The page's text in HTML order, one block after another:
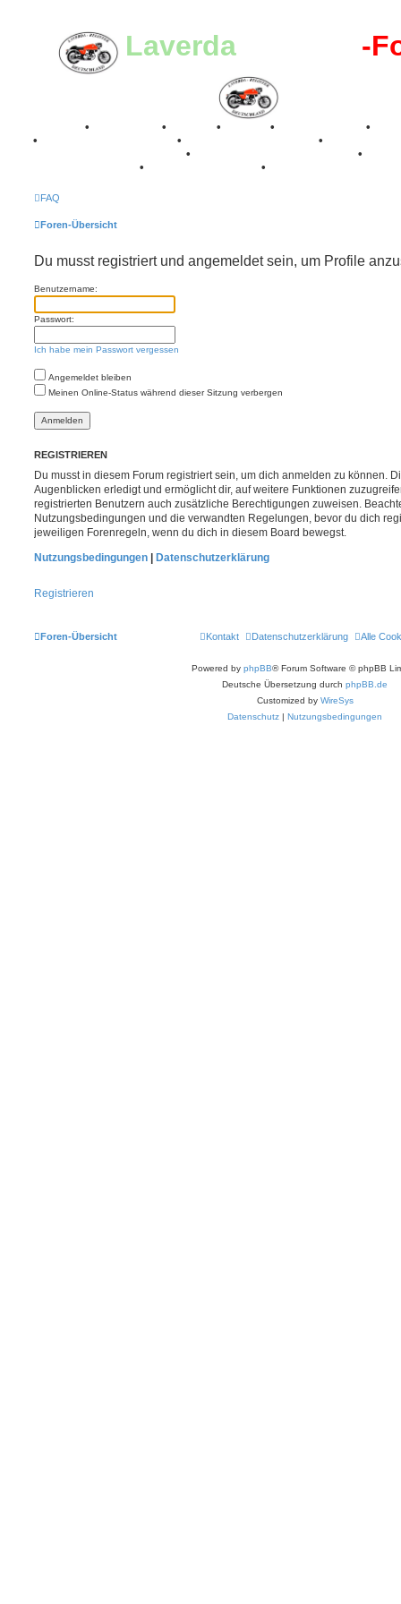
Laverda-Register -
• • • • •
•
•
•
•
•
• •
FAQ
Foren-Übersicht
Du musst registriert und angemeldet sein, um Profile
Benutzername:
Passwort:
Ich habe mein Passwort vergessen
Angemeldet bleiben
Meinen Online-Status während dieser Sitzung verbergen
REGISTRIEREN
Du musst in diesem Forum registriert sein, um dich anmelden zu können.
Augenblicken erledigt und ermöglicht dir, auf weitere Funktionen
registrierten Benutzern auch zusätzliche Berechtigungen zuweisen.
Nutzungsbedingungen und die verwandten Regelungen, bevor du dich
jeweiligen Forenregeln, wenn du dich in diesem Board bewegst.
Nutzungsbedingungen | Datenschutzerklärung
Registrieren
Foren-Übersicht Alle
Datenschutzerklärung
Kontakt
Powered by phpBB® Forum Software © phpBB
Deutsche Übersetzung durch phpBB.de
Customized by WireSys
Datenschutz | Nutzungsbedingungen